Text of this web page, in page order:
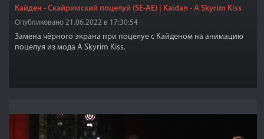
Кайден - Скайримский поцелуй (SE-AE) | Kaidan - A Skyrim Kiss
Опубликовано 21.06.2022 в 17:30:54
Замена чёрного экрана при поцелуе с Кайденом на анимацию
поцелуя из мода A Skyrim Kiss.